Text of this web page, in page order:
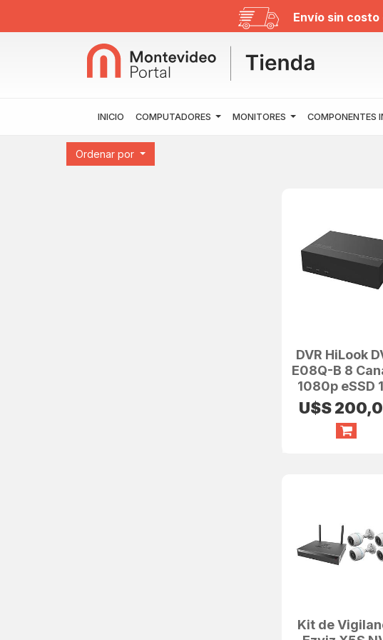
Envío sin
INICIO COMPUTADORES MONITORES COMPONENTES
Ordenar por
DVR HiLook
E08Q-B 8
1080p eSSD
U$S
Kit de